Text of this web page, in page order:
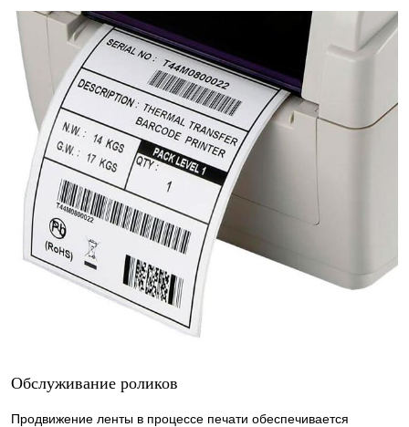
Обслуживание роликов
Продвижение ленты в процессе печати обеспечивается